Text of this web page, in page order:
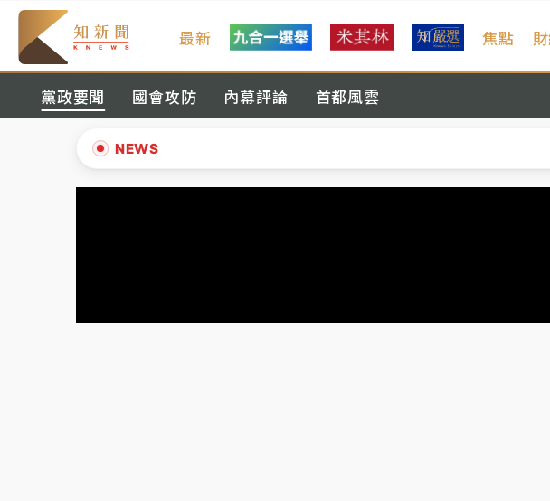
最新 焦點
黨政要聞 國會攻防 內幕評論 首都風雲
NEWS
白海豚逼近！新北高灘地停車場下午4時強制拖吊 中午開放水門周
中颱白海豚環流掠北海！今明防劇烈降雨 東部高溫飆38度
周末精選｜ 慈濟遭詐10億完整始末曝！律師掮客大玩兩面手法 郭